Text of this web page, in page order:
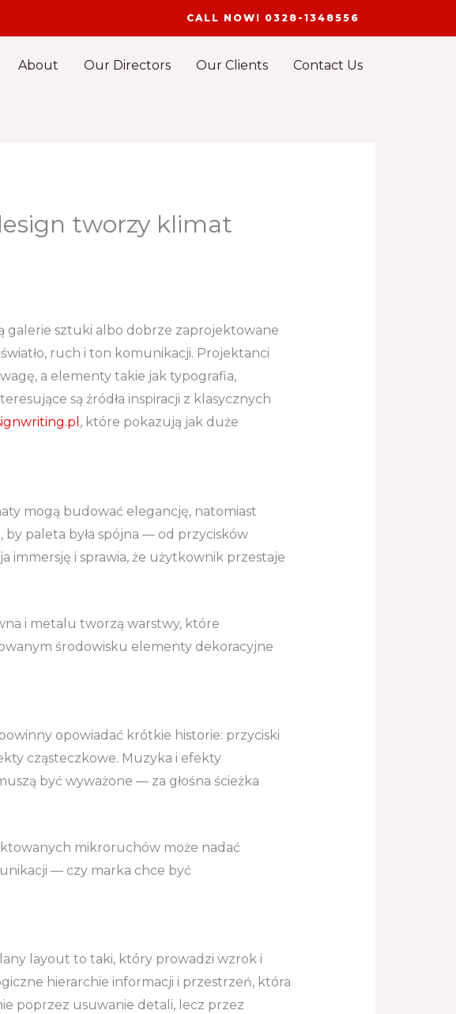
CALL NOW! 0328-1348556
About Our Directors Our Clients Contact Us
tworzy klimat
galerie sztuki albo dobrze zaprojektowane
ruch i ton komunikacji. Projektanci
a elementy takie jak typografia,
są źródła inspiracji z klasycznych
, które pokazują jak duże
mogą budować elegancję, natomiast
paleta była spójna — od przycisków
immersję i sprawia, że użytkownik przestaje
i metalu tworzą warstwy, które
środowisku elementy dekoracyjne
opowiadać krótkie historie: przyciski
cząsteczkowe. Muzyka i efekty
być wyważone — za głośna ścieżka
mikroruchów może nadać
— czy marka chce być
layout to taki, który prowadzi wzrok i
hierarchie informacji i przestrzeń, która
poprzez usuwanie detali, lecz przez